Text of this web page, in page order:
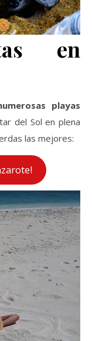
en
playas
del Sol en plena
las mejores: